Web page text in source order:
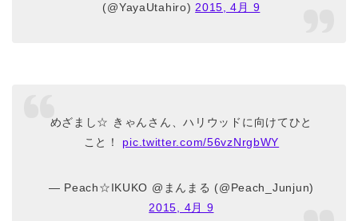
(@YayaUtahiro) 2015, 4月 9
めざまし☆ きゃんさん、ハリウッドに向けてひと
こと！ pic.twitter.com/56vzNrgbWY
— Peach☆IKUKO @まんまる (@Peach_Junjun)
2015, 4月 9